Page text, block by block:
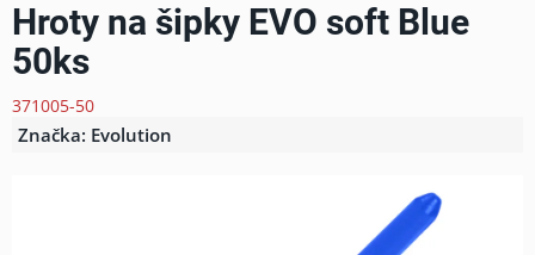
Hroty na šipky EVO soft Blue
50ks
371005-50
Značka: Evolution